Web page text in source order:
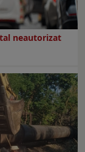
neautorizat